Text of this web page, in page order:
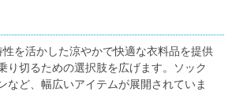
を活かした涼やかで快適な衣料品を提供
り切るための選択肢を広げます。ソック
など、幅広いアイテムが展開されていま